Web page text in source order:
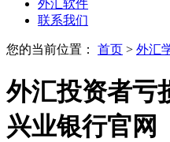
外汇软件
联系我们
您的当前位置： 首页 > 外汇
外汇投资者亏
兴业银行官网